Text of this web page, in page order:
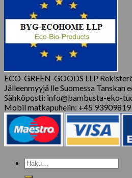
ECO-GREEN-GOODS LLP
Jälleenmyyjä lle Suomessa Tanskan
Sähköposti: info@bambusta-eko-
Mobil matkapuhelin: +45 93909819
Etsi: